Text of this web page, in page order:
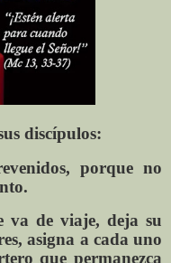
discípulos:
porque no
va de viaje, deja su
asigna a cada uno
que permanezca